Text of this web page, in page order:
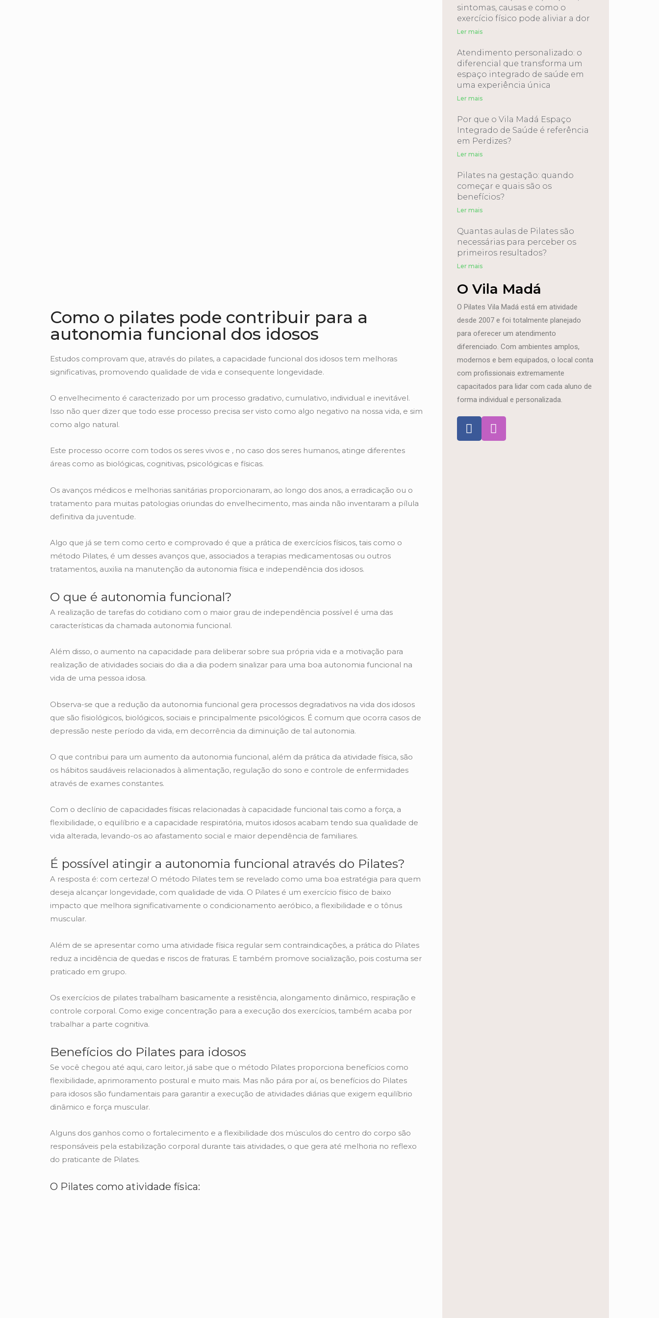
Como o pilates pode contribuir para a
autonomia funcional dos idosos
Estudos comprovam que, através do pilates, a capacidade funcional dos idosos tem melhoras
significativas, promovendo qualidade de vida e consequente longevidade.
O envelhecimento é caracterizado por um processo gradativo, cumulativo, individual e inevitável.
Isso não quer dizer que todo esse processo precisa ser visto como algo negativo na nossa vida, e sim
como algo natural.
Este processo ocorre com todos os seres vivos e , no caso dos seres humanos, atinge diferentes
áreas como as biológicas, cognitivas, psicológicas e físicas.
Os avanços médicos e melhorias sanitárias proporcionaram, ao longo dos anos, a erradicação ou o
tratamento para muitas patologias oriundas do envelhecimento, mas ainda não inventaram a pílula
definitiva da juventude.
Algo que já se tem como certo e comprovado é que a prática de exercícios físicos, tais como o
método Pilates, é um desses avanços que, associados a terapias medicamentosas ou outros
tratamentos, auxilia na manutenção da autonomia física e independência dos idosos.
O que é autonomia funcional?
A realização de tarefas do cotidiano com o maior grau de independência possível é uma das
características da chamada autonomia funcional.
Além disso, o aumento na capacidade para deliberar sobre sua própria vida e a motivação para
realização de atividades sociais do dia a dia podem sinalizar para uma boa autonomia funcional na
vida de uma pessoa idosa.
Observa-se que a redução da autonomia funcional gera processos degradativos na vida dos idosos
que são fisiológicos, biológicos, sociais e principalmente psicológicos. É comum que ocorra casos de
depressão neste período da vida, em decorrência da diminuição de tal autonomia.
O que contribui para um aumento da autonomia funcional, além da prática da atividade física, são
os hábitos saudáveis relacionados à alimentação, regulação do sono e controle de enfermidades
através de exames constantes.
Com o declínio de capacidades físicas relacionadas à capacidade funcional tais como a força, a
flexibilidade, o equilíbrio e a capacidade respiratória, muitos idosos acabam tendo sua qualidade de
vida alterada, levando-os ao afastamento social e maior dependência de familiares.
É possível atingir a autonomia funcional através do Pilates?
A resposta é: com certeza! O método Pilates tem se revelado como uma boa estratégia para quem
deseja alcançar longevidade, com qualidade de vida. O Pilates é um exercício físico de baixo
impacto que melhora significativamente o condicionamento aeróbico, a flexibilidade e o tônus
muscular.
Além de se apresentar como uma atividade física regular sem contraindicações, a prática do Pilates
reduz a incidência de quedas e riscos de fraturas. E também promove socialização, pois costuma ser
praticado em grupo.
Os exercícios de pilates trabalham basicamente a resistência, alongamento dinâmico, respiração e
controle corporal. Como exige concentração para a execução dos exercícios, também acaba por
trabalhar a parte cognitiva.
Benefícios do Pilates para idosos
Se você chegou até aqui, caro leitor, já sabe que o método Pilates proporciona benefícios como
flexibilidade, aprimoramento postural e muito mais. Mas não pára por aí, os benefícios do Pilates
para idosos são fundamentais para garantir a execução de atividades diárias que exigem equilíbrio
dinâmico e força muscular.
Alguns dos ganhos como o fortalecimento e a flexibilidade dos músculos do centro do corpo são
responsáveis pela estabilização corporal durante tais atividades, o que gera até melhoria no reflexo
do praticante de Pilates.
O Pilates como atividade física:
sintomas, causas e como o
exercício físico pode aliviar a dor
Ler mais
Atendimento personalizado: o
diferencial que transforma um
espaço integrado de saúde em
uma experiência única
Ler mais
Por que o Vila Madá Espaço
Integrado de Saúde é referência
em Perdizes?
Ler mais
Pilates na gestação: quando
começar e quais são os
benefícios?
Ler mais
Quantas aulas de Pilates são
necessárias para perceber os
primeiros resultados?
Ler mais
O Vila Madá
O Pilates Vila Madá está em atividade
desde 2007 e foi totalmente planejado
para oferecer um atendimento
diferenciado. Com ambientes amplos,
modernos e bem equipados, o local conta
com profissionais extremamente
capacitados para lidar com cada aluno de
forma individual e personalizada.